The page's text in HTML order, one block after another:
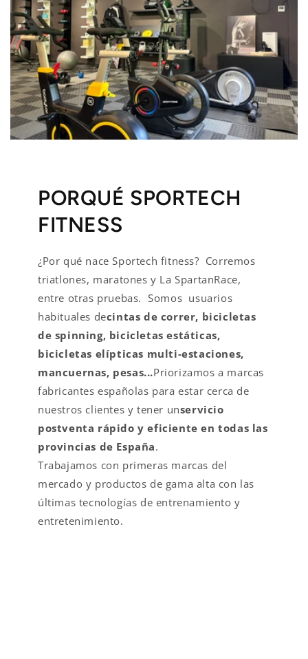
PORQUÉ SPORTECH
FITNESS
¿Por qué nace Sportech fitness? Corremos
triatlones, maratones y La SpartanRace,
entre otras pruebas. Somos usuarios
habituales decintas de correr, bicicletas
de spinning, bicicletas estáticas,
bicicletas elípticas multi-estaciones,
mancuernas, pesas...Priorizamos a marcas
fabricantes españolas para estar cerca de
nuestros clientes y tener unservicio
postventa rápido y eficiente en todas las
provincias de España.
Trabajamos con primeras marcas del
mercado y productos de gama alta con las
últimas tecnologías de entrenamiento y
entretenimiento.